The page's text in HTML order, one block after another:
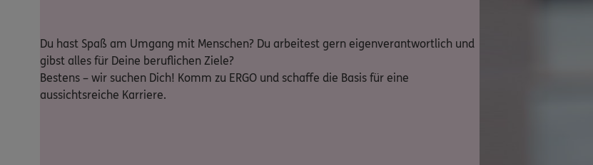
Du hast Spaß am Umgang mit Menschen? Du arbeitest gern eigenverantwortlich und
gibst alles für Deine beruflichen Ziele?
Bestens – wir suchen Dich! Komm zu ERGO und schaffe die Basis für eine
aussichtsreiche Karriere.